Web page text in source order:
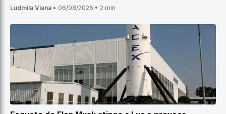
Ludmila Viana • 06/08/2026 • 2 min